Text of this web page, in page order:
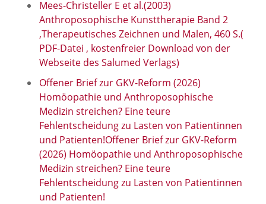
Mees-Christeller E et al.(2003)
Anthroposophische Kunsttherapie Band 2
,Therapeutisches Zeichnen und Malen, 460 S.(
PDF-Datei , kostenfreier Download von der
Webseite des Salumed Verlags)
Offener Brief zur GKV-Reform (2026)
Homöopathie und Anthroposophische
Medizin streichen? Eine teure
Fehlentscheidung zu Lasten von Patientinnen
und Patienten!Offener Brief zur GKV-Reform
(2026) Homöopathie und Anthroposophische
Medizin streichen? Eine teure
Fehlentscheidung zu Lasten von Patientinnen
und Patienten!